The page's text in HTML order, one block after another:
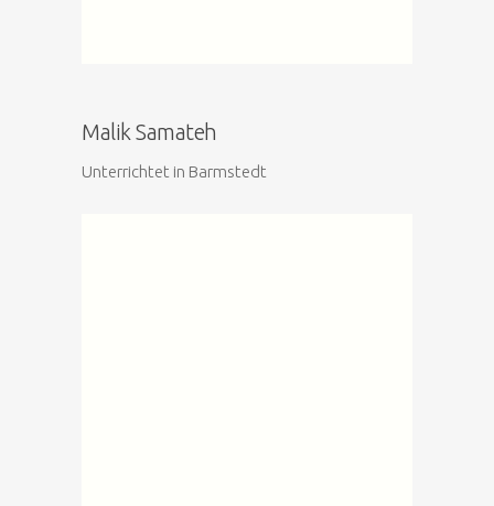
Malik Samateh
Unterrichtet in Barmstedt